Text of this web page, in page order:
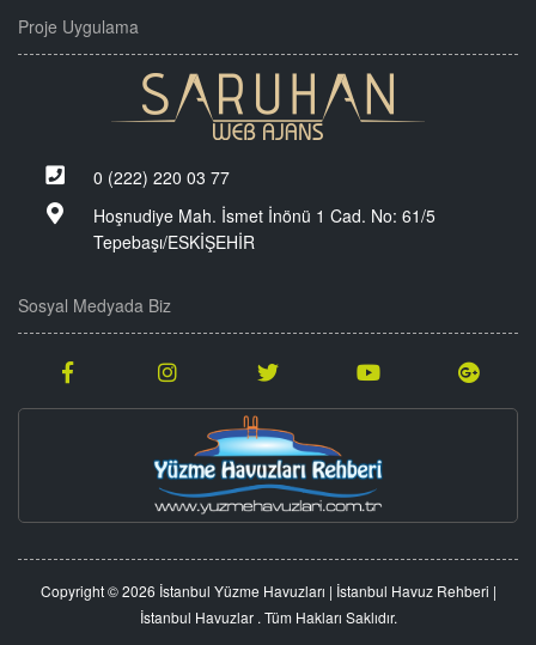
Proje Uygulama
0 (222) 220 03 77
Hoşnudiye Mah. İsmet İnönü 1 Cad. No: 61/5
Tepebaşı/ESKİŞEHİR
Sosyal Medyada Biz
Copyright © 2026 İstanbul Yüzme Havuzları | İstanbul Havuz Rehberi |
İstanbul Havuzlar . Tüm Hakları Saklıdır.